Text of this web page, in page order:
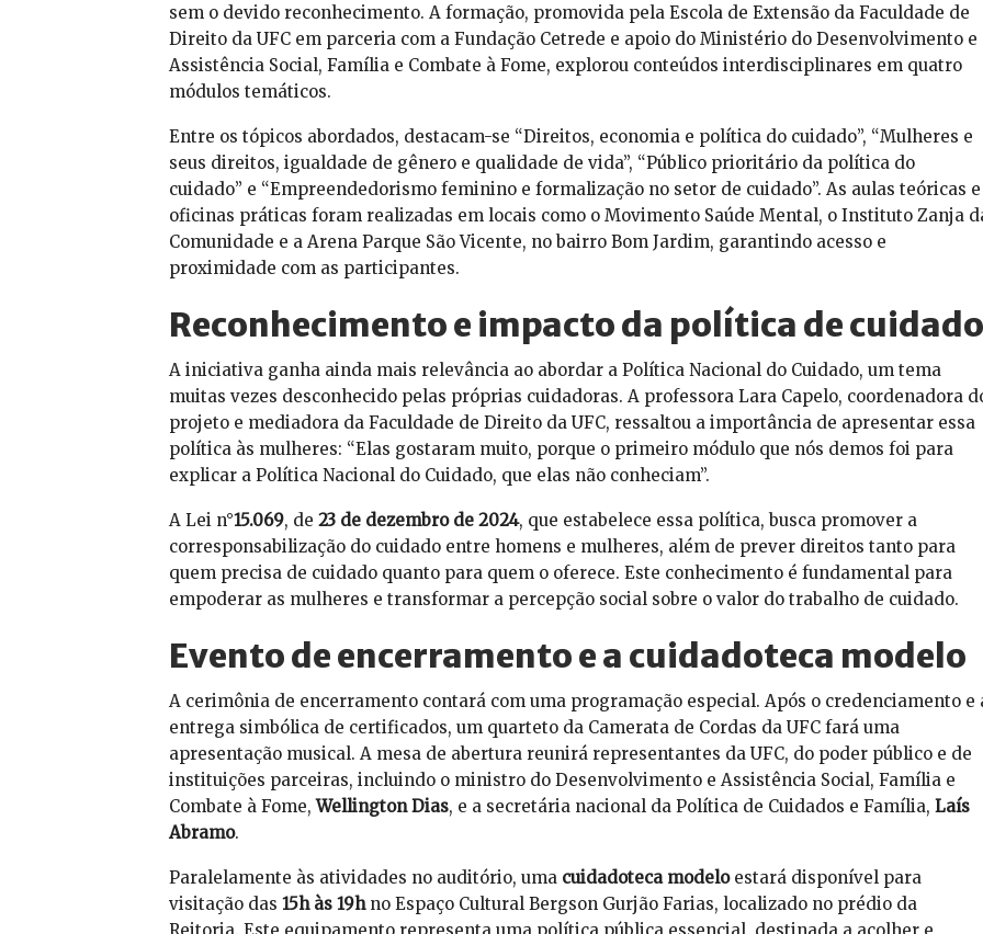
sem o devido reconhecimento. A formação, promovida pela Escola de Extensão da Faculdade de
Direito da UFC em parceria com a Fundação Cetrede e apoio do Ministério do Desenvolvimento e
Assistência Social, Família e Combate à Fome, explorou conteúdos interdisciplinares em quatro
módulos temáticos.
Entre os tópicos abordados, destacam-se “Direitos, economia e política do cuidado”, “Mulheres e
seus direitos, igualdade de gênero e qualidade de vida”, “Público prioritário da política do
cuidado” e “Empreendedorismo feminino e formalização no setor de cuidado”. As aulas teóricas e
oficinas práticas foram realizadas em locais como o Movimento Saúde Mental, o Instituto Zanja
Comunidade e a Arena Parque São Vicente, no bairro Bom Jardim, garantindo acesso e
proximidade com as participantes.
Reconhecimento e impacto da política de cuidado
A iniciativa ganha ainda mais relevância ao abordar a Política Nacional do Cuidado, um tema
muitas vezes desconhecido pelas próprias cuidadoras. A professora Lara Capelo, coordenadora
projeto e mediadora da Faculdade de Direito da UFC, ressaltou a importância de apresentar essa
política às mulheres: “Elas gostaram muito, porque o primeiro módulo que nós demos foi para
explicar a Política Nacional do Cuidado, que elas não conheciam”.
A Lei n°15.069, de 23 de dezembro de 2024, que estabelece essa política, busca promover a
corresponsabilização do cuidado entre homens e mulheres, além de prever direitos tanto para
quem precisa de cuidado quanto para quem o oferece. Este conhecimento é fundamental para
empoderar as mulheres e transformar a percepção social sobre o valor do trabalho de cuidado.
Evento de encerramento e a cuidadoteca modelo
A cerimônia de encerramento contará com uma programação especial. Após o credenciamento e
entrega simbólica de certificados, um quarteto da Camerata de Cordas da UFC fará uma
apresentação musical. A mesa de abertura reunirá representantes da UFC, do poder público e de
instituições parceiras, incluindo o ministro do Desenvolvimento e Assistência Social, Família e
Combate à Fome,Wellington Dias, e a secretária nacional da Política de Cuidados e Família, Laís
Abramo.
Paralelamente às atividades no auditório, uma cuidadoteca modeloestará disponível para
visitação das 15h às 19hno Espaço Cultural Bergson Gurjão Farias, localizado no prédio da